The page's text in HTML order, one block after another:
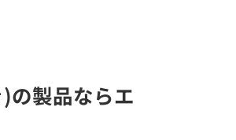
の製品ならエ